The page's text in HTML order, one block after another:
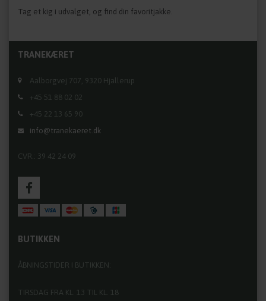
Tag et kig i udvalget, og find din favoritjakke.
TRANEKÆRET
Aalborgvej 707, 9320 Hjallerup
+45 51 88 02 02
+45 22 13 65 90
info@tranekaeret.dk
CVR.: 39 42 24 09
BUTIKKEN
ÅBNINGSTIDER I BUTIKKEN:
TIRSDAG FRA KL. 13 TIL KL. 18